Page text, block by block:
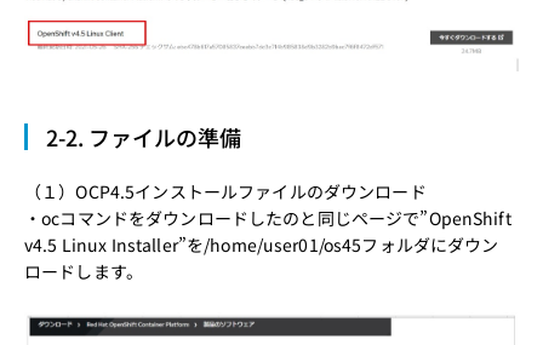
2-2. ファイルの準備
（１）OCP4.5インストールファイルのダウンロード
・ocコマンドをダウンロードしたのと同じページで”OpenShift
v4.5 Linux Installer”を/home/user01/os45フォルダにダウン
ロードします。